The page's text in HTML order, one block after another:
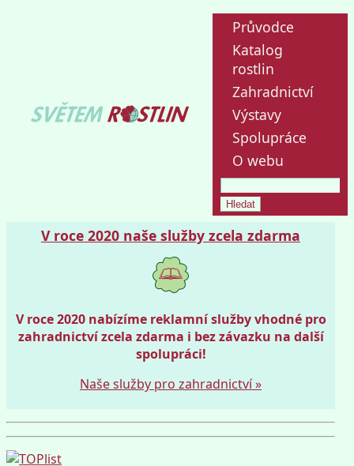
Průvodce
Katalog
rostlin
Zahradnictví
Výstavy
Spolupráce
O webu
V roce 2020 naše služby zcela zdarma
V roce 2020 nabízíme reklamní služby vhodné pro
zahradnictví zcela zdarma i bez závazku na další
spolupráci!
Naše služby pro zahradnictví »